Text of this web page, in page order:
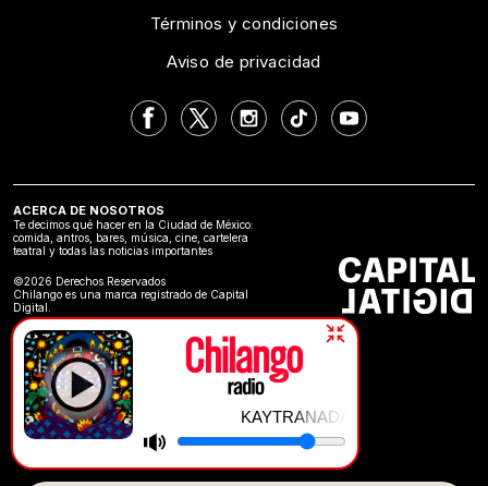
KAYTRANADA (feat. Anderson .Paak) |
Términos y condiciones
Aviso de privacidad
ACERCA DE NOSOTROS
Te decimos qué hacer en la Ciudad de México:
comida, antros, bares, música, cine, cartelera
teatral y todas las noticias importantes
©2026 Derechos Reservados
Chilango es una marca registrado de Capital
Digital.